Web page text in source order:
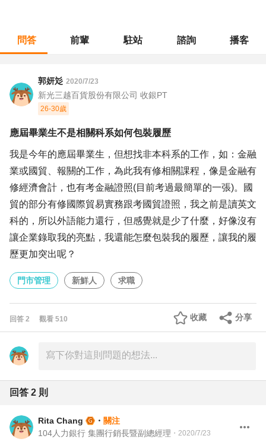
問答 前輩 駐站 諮詢 播客
郭妍彣 2020/7/23
新光三越百貨股份有限公司 收銀PT
26-30歲
應屆畢業生不是相關科系如何包裝履歷
我是今年的應屆畢業生，但想找非本科系的工作，如：金融
業或國貿、報關的工作，為此我有修相關課程，像是金融有
修經濟會計，也有考金融證照(目前考過最簡單的一張)。國
貿的部分有修國際貿易實務跟考國貿證照，我之前是讀英文
科的，所以外語能力還行，但感覺就是少了什麼，好像沒有
讓企業錄取我的亮點，我還能怎麼包裝我的履歷，讓我的履
歷更加突出呢？
門市管理 新鮮人 求職
回答 2 觀看 510 分享
收藏
回答 2 則
Rita Chang ・ 關注
104人力銀行 集團行銷長暨副總經理 ・ 2020/7/23